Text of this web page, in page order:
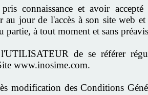
connaissance et avoir
au jour de l'accès à son site web
à tout moment et sans
de se référer
www.inosime.com.
modification des Conditions